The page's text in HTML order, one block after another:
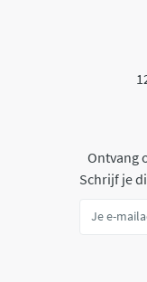
Ontvang
Schrijf je